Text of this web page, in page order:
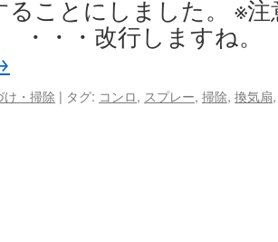
ることにしました。 ※
・・・改行しま
け・掃除 | タグ: コンロ, スプレー, 掃除, 換気扇